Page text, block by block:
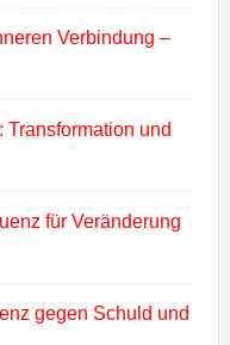
Verbindung –
und
für Veränderung
gegen Schuld und